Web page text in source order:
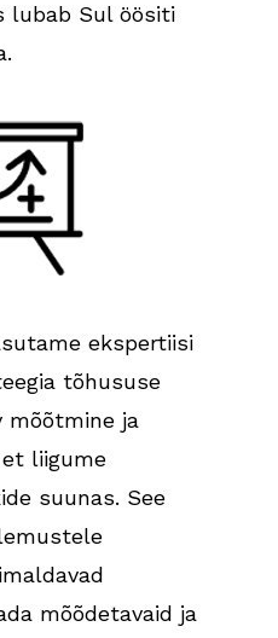
lubab Sul öösiti
ekspertiisi
tõhususe
mõõtmine ja
liigume
suunas. See
mõõdetavaid ja